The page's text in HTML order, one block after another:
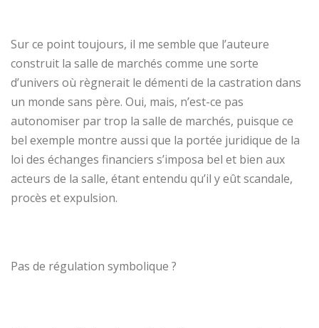
Sur ce point toujours, il me semble que l’auteure
construit la salle de marchés comme une sorte
d’univers où règnerait le démenti de la castration dans
un monde sans père. Oui, mais, n’est-ce pas
autonomiser par trop la salle de marchés, puisque ce
bel exemple montre aussi que la portée juridique de la
loi des échanges financiers s’imposa bel et bien aux
acteurs de la salle, étant entendu qu’il y eût scandale,
procès et expulsion.
Pas de régulation symbolique ?